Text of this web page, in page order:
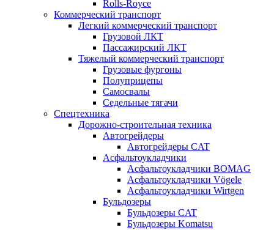
Rolls-Royce
Коммерческий транспорт
Легкий коммерческий транспорт
Грузовой ЛКТ
Пассажирский ЛКТ
Тяжелый коммерческий транспорт
Грузовые фургоны
Полуприцепы
Самосвалы
Седельные тягачи
Спецтехника
Дорожно-строительная техника
Автогрейдеры
Автогрейдеры CAT
Асфальтоукладчики
Асфальтоукладчики BOMAG
Асфальтоукладчики Vögele
Асфальтоукладчики Wirtgen
Бульдозеры
Бульдозеры CAT
Бульдозеры Komatsu